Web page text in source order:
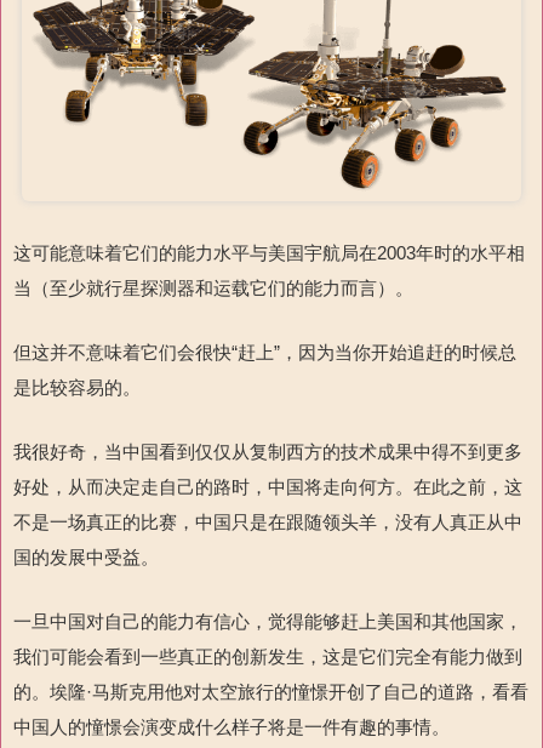
这可能意味着它们的能力水平与美国宇航局在2003年时的水平相
当（至少就行星探测器和运载它们的能力而言）。
但这并不意味着它们会很快“赶上”，因为当你开始追赶的时候总
是比较容易的。
我很好奇，当中国看到仅仅从复制西方的技术成果中得不到更多
好处，从而决定走自己的路时，中国将走向何方。在此之前，这
不是一场真正的比赛，中国只是在跟随领头羊，没有人真正从中
国的发展中受益。
一旦中国对自己的能力有信心，觉得能够赶上美国和其他国家，
我们可能会看到一些真正的创新发生，这是它们完全有能力做到
的。埃隆·马斯克用他对太空旅行的憧憬开创了自己的道路，看看
中国人的憧憬会演变成什么样子将是一件有趣的事情。